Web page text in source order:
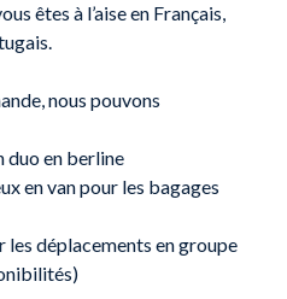
êtes à l’aise en Français,
nous pouvons
duo en berline
en van pour les bagages
les déplacements en groupe